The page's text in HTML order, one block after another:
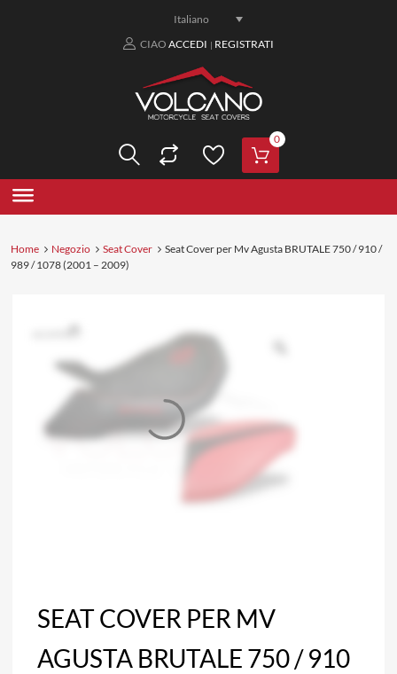
Italiano
CIAO ACCEDI | REGISTRATI
0
Home Negozio Seat Cover
Seat Cover per Mv Agusta BRUTALE 750 / 910 /
989 / 1078 (2001 – 2009)
SEAT COVER PER MV
AGUSTA BRUTALE 750 / 910